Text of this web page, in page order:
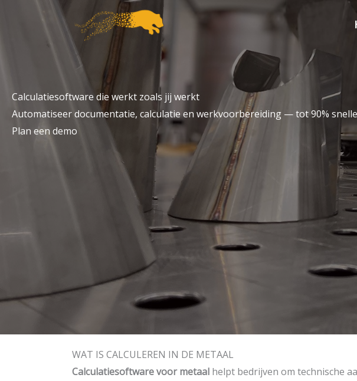
Calculatiesoftware die werkt zoals jij werkt
Automatiseer documentatie, calculatie en werkvoorbereiding — tot 90%
Plan een demo
WAT IS CALCULEREN IN DE METAAL
Calculatiesoftware voor metaal helpt bedrijven om technische